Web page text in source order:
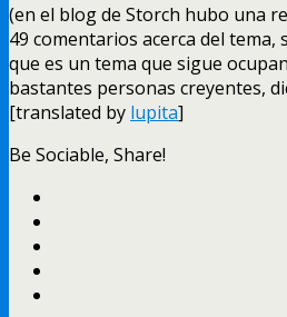
(en el blog de Storch hubo una
49 comentarios acerca del tema,
que es un tema que sigue
bastantes personas creyentes,
[translated by lupita]
Be Sociable, Share!